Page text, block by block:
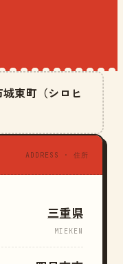
東町（シロヒ
ADDRESS · 住所
三重県
MIEKEN